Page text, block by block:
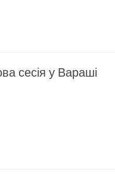
сесія у Вараші